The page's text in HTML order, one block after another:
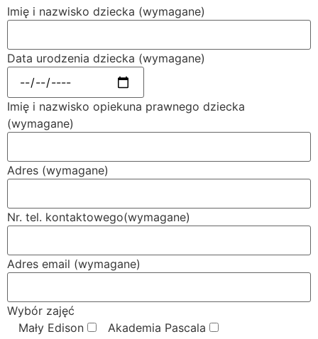
Imię i nazwisko dziecka (wymagane)
Data urodzenia dziecka (wymagane)
(wymagane)
Adres (wymagane)
Nr. tel. kontaktowego(wymagane)
Adres email (wymagane)